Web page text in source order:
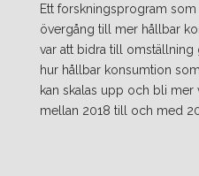
Ett forskningsprogram
övergång till mer hållbar
var att bidra till
hur hållbar konsumtion
kan skalas upp och bli mer
mellan 2018 till och med